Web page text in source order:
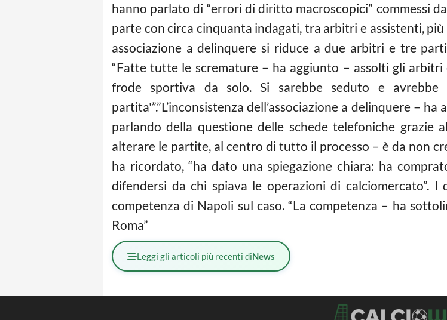
hanno parlato di “errori di diritto macroscopici” commessi
parte con circa cinquanta indagati, tra arbitri e assistenti,
associazione a delinquere si riduce a due arbitri e tre
“Fatte tutte le scremature – ha aggiunto – assolti gli
frode sportiva da solo. Si sarebbe seduto e
partita'”.”L’inconsistenza dell’associazione a delinquere –
parlando della questione delle schede telefoniche grazie
alterare le partite, al centro di tutto il processo – è da non
ha ricordato, “ha dato una spiegazione chiara: ha
difendersi da chi spiava le operazioni di calciomercato”.
competenza di Napoli sul caso. “La competenza – ha
Roma”
Leggi gli articoli più recenti diNews